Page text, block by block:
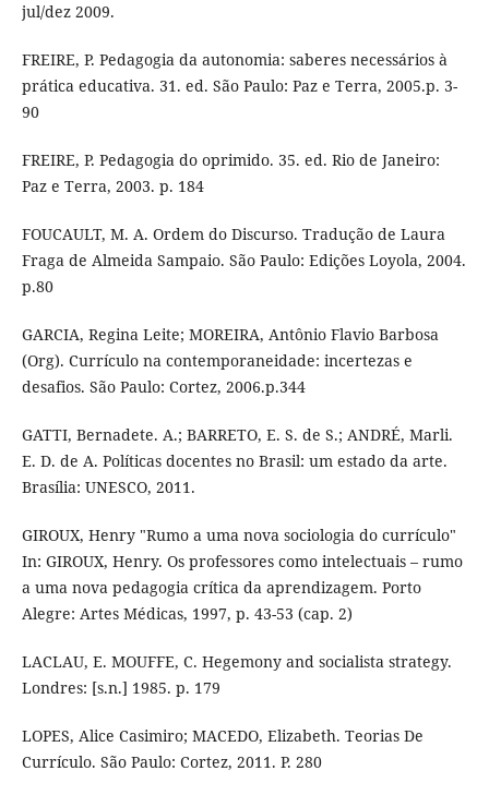
jul/dez 2009.
FREIRE, P. Pedagogia da autonomia: saberes necessários à
prática educativa. 31. ed. São Paulo: Paz e Terra, 2005.p. 3-
90
FREIRE, P. Pedagogia do oprimido. 35. ed. Rio de Janeiro:
Paz e Terra, 2003. p. 184
FOUCAULT, M. A. Ordem do Discurso. Tradução de Laura
Fraga de Almeida Sampaio. São Paulo: Edições Loyola, 2004.
p.80
GARCIA, Regina Leite; MOREIRA, Antônio Flavio Barbosa
(Org). Currículo na contemporaneidade: incertezas e
desafios. São Paulo: Cortez, 2006.p.344
GATTI, Bernadete. A.; BARRETO, E. S. de S.; ANDRÉ, Marli.
E. D. de A. Políticas docentes no Brasil: um estado da arte.
Brasília: UNESCO, 2011.
GIROUX, Henry "Rumo a uma nova sociologia do currículo"
In: GIROUX, Henry. Os professores como intelectuais – rumo
a uma nova pedagogia crítica da aprendizagem. Porto
Alegre: Artes Médicas, 1997, p. 43-53 (cap. 2)
LACLAU, E. MOUFFE, C. Hegemony and socialista strategy.
Londres: [s.n.] 1985. p. 179
LOPES, Alice Casimiro; MACEDO, Elizabeth. Teorias De
Currículo. São Paulo: Cortez, 2011. P. 280